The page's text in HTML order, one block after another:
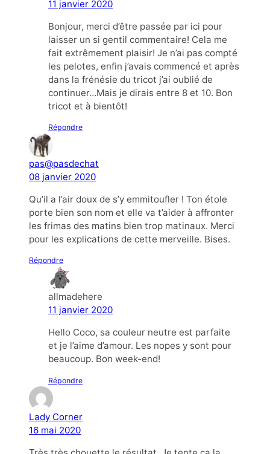
11 janvier 2020
Bonjour, merci d’être passée par ici pour
laisser un si gentil commentaire! Cela me
fait extrêmement plaisir! Je n’ai pas compté
les pelotes, enfin j’avais commencé et après
dans la frénésie du tricot j’ai oublié de
continuer…Mais je dirais entre 8 et 10. Bon
tricot et à bientôt!
Répondre
pas@pasdechat
08 janvier 2020
Qu’il a l’air doux de s’y emmitoufler ! Ton étole
porte bien son nom et elle va t’aider à affronter
les frimas des matins bien trop matinaux. Merci
pour les explications de cette merveille. Bises.
Répondre
allmadehere
11 janvier 2020
Hello Coco, sa couleur neutre est parfaite
et je l’aime d’amour. Les nopes y sont pour
beaucoup. Bon week-end!
Répondre
Lady Corner
16 mai 2020